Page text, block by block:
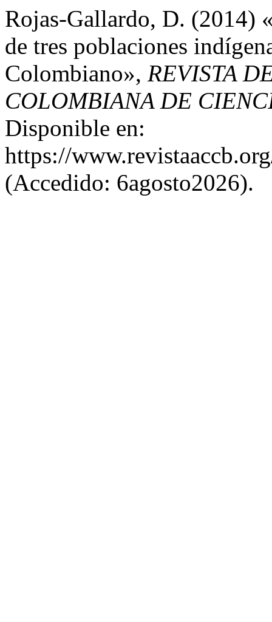
Rojas-Gallardo, D. (2014)
de tres poblaciones
Colombiano», REVISTA
COLOMBIANA DE
Disponible en:
https://
(Accedido: 6agosto2026).